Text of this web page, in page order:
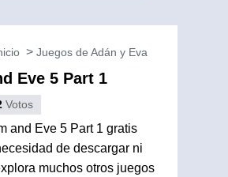
Juegos de Adán y Eva
Eve 5 Part 1
Votos
and Eve 5 Part 1 gratis
de descargar ni
muchos otros juegos